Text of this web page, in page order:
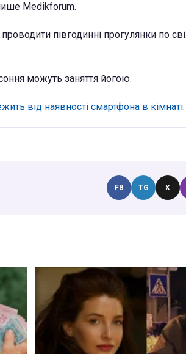
Мedikforum.
півгодинні прогулянки по
можуть заняття йогою.
від наявності смартфона в кімнаті.
FB TG X